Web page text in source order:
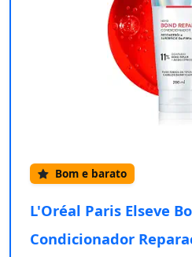
Bom e barato
L'Oréal Paris Elseve
Condicionador